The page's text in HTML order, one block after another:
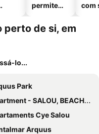
permitem
com
de si, em
lo...
Park
- SALOU, BEACH, GOLF and PORTAVENTURA
Cye Salou
Arquus